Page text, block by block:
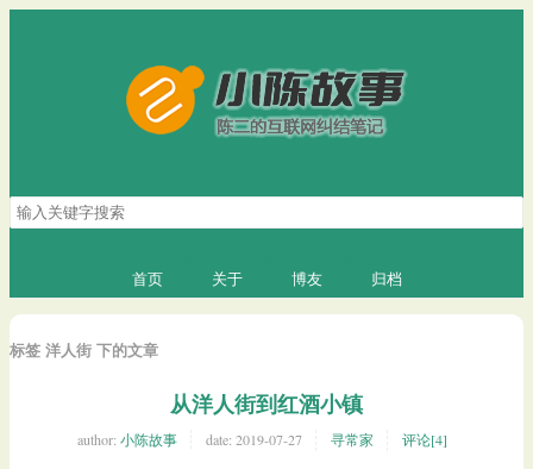
搜
索
字
首页 关于 博友 归档
标签 洋人街 下的文章
从洋人街到红酒小镇
author: 小陈故事 date: 2019-07-27 寻常家 评论[4]